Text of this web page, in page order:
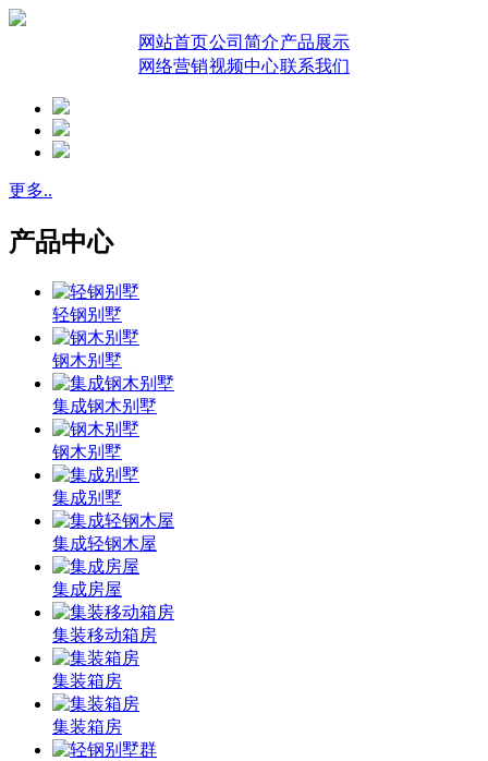
网站首页公司简介产品展示
网络营销视频中心联系我们
更多..
产品中心
轻钢别墅
钢木别墅
集成钢木别墅
钢木别墅
集成别墅
集成轻钢木屋
集成房屋
集装移动箱房
集装箱房
集装箱房